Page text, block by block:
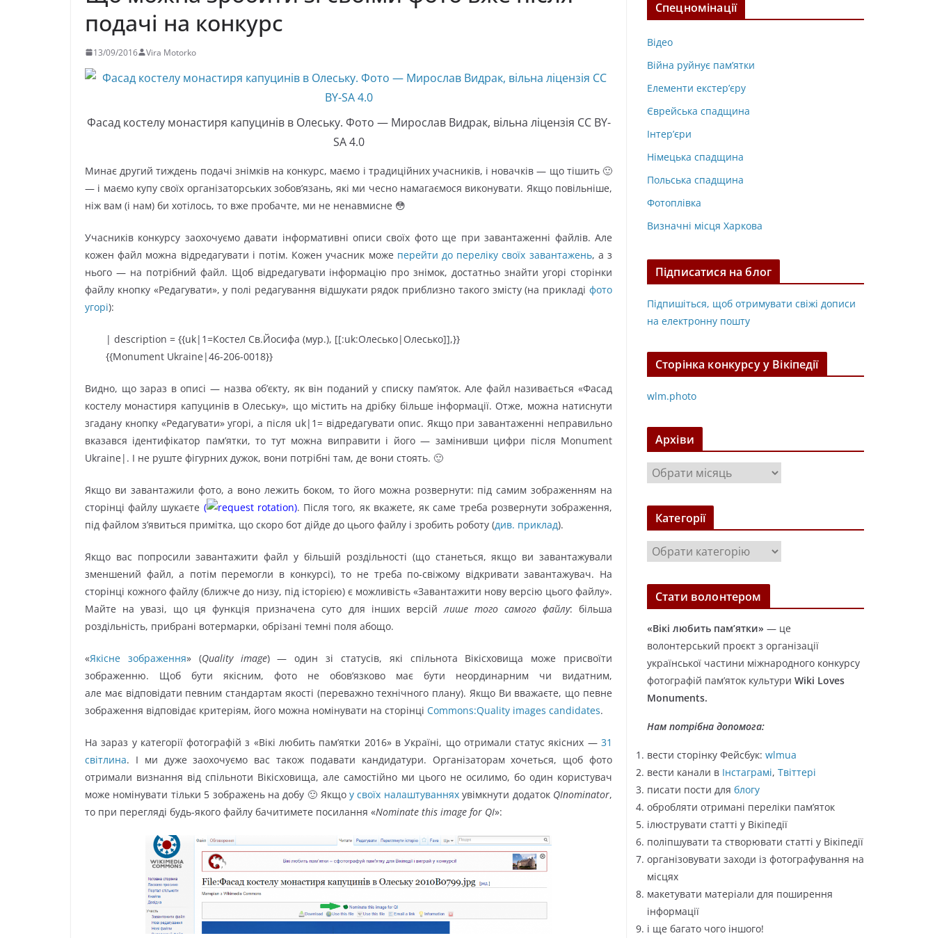
подачі на конкурс
13/09/2016 Vira Motorko
Фасад костелу монастиря капуцинів в Олеську. Фото — Мирослав Видрак, вільна ліцензія CC BY-
SA 4.0
Минає другий тиждень подачі знімків на конкурс, маємо і традиційних учасників, і новачків — що тішить 🙂
— і маємо купу своїх організаторських зобов’язань, які ми чесно намагаємося виконувати. Якщо повільніше,
ніж вам (і нам) би хотілось, то вже пробачте, ми не ненавмисне 😳
Учасників конкурсу заохочуємо давати інформативні описи своїх фото ще при завантаженні файлів. Але
кожен файл можна відредагувати і потім. Кожен учасник може перейти до переліку своїх завантажень, а з
нього — на потрібний файл. Щоб відредагувати інформацію про знімок, достатньо знайти угорі сторінки
файлу кнопку «Редагувати», у полі редагування відшукати рядок приблизно такого змісту (на прикладі фото
угорі):
| description = {{uk|1=Костел Св.Йосифа (мур.), [[:uk:Олесько|Олесько]],}}
{{Monument Ukraine|46-206-0018}}
Видно, що зараз в описі — назва об’єкту, як він поданий у списку пам’яток. Але файл називається «Фасад
костелу монастиря капуцинів в Олеську», що містить на дрібку більше інформації. Отже, можна натиснути
згадану кнопку «Редагувати» угорі, а після uk|1= відредагувати опис. Якщо при завантаженні неправильно
вказався ідентифікатор пам’ятки, то тут можна виправити і його — замінивши цифри після Monument
Ukraine|. І не руште фігурних дужок, вони потрібні там, де вони стоять. 🙂
Якщо ви завантажили фото, а воно лежить боком, то його можна розвернути: під самим зображенням на
сторінці файлу шукаєте ( request rotation). Після того, як вкажете, як саме треба розвернути зображення,
під файлом з’явиться примітка, що скоро бот дійде до цього файлу і зробить роботу (див. приклад).
Якщо вас попросили завантажити файл у більшій роздільності (що станеться, якщо ви завантажували
зменшений файл, а потім перемогли в конкурсі), то не треба по-свіжому відкривати завантажувач. На
сторінці кожного файлу (ближче до низу, під історією) є можливість «Завантажити нову версію цього файлу».
Майте на увазі, що ця функція призначена суто для інших версій лише того самого файлу: більша
роздільність, прибрані вотермарки, обрізані темні поля абощо.
«Якісне зображення» (Quality image) — один зі статусів, які спільнота Вікісховища може присвоїти
зображенню. Щоб бути якісним, фото не обов’язково має бути неординарним чи видатним,
але має відповідати певним стандартам якості (переважно технічного плану). Якщо Ви вважаєте, що певне
зображення відповідає критеріям, його можна номінувати на сторінці Commons:Quality images candidates.
На зараз у категорії фотографій з «Вікі любить пам’ятки 2016» в Україні, що отримали статус якісних — 31
світлина. І ми дуже заохочуємо вас також подавати кандидатури. Організаторам хочеться, щоб фото
отримали визнання від спільноти Вікісховища, але самостійно ми цього не осилимо, бо один користувач
може номінувати тільки 5 зображень на добу 🙂 Якщо у своїх налаштуванняхувімкнути додаток QInominator,
то при перегляді будь-якого файлу бачитимете посилання «Nominate this image for QI»:
Спецномінації
Відео
Війна руйнує пам’ятки
Елементи екстер’єру
Єврейська спадщина
Інтер’єри
Німецька спадщина
Польська спадщина
Фотоплівка
Визначні місця Харкова
Підписатися на блог
Підпишіться, щоб отримувати свіжі дописи
на електронну пошту
Сторінка конкурсу у Вікіпедії
wlm.photo
Архіви
р
х
в
Категорії
а
т
о
р
і
ї
Стати волонтером
«Вікі любить пам’ятки» — це
волонтерський проєкт з організації
української частини міжнародного конкурсу
фотографій пам’яток культури Wiki Loves
Monuments.
Нам потрібна допомога:
вести сторінку Фейсбук: wlmua
вести канали в Інстаграмі, Твіттері
писати пости для блогу
обробляти отримані переліки пам’яток
ілюструвати статті у Вікіпедії
поліпшувати та створювати статті у Вікіпедії
організовувати заходи із фотографування на
місцях
макетувати матеріали для поширення
інформації
і ще багато чого іншого!